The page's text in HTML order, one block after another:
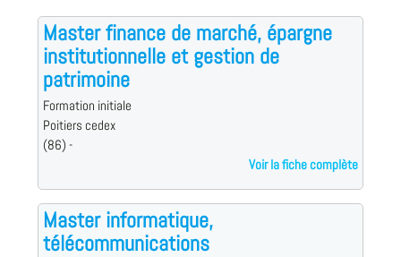
Master finance de marché, épargne
institutionnelle et gestion de
patrimoine
Formation initiale
Poitiers cedex
(86) -
Voir la fiche complète
Master informatique,
télécommunications